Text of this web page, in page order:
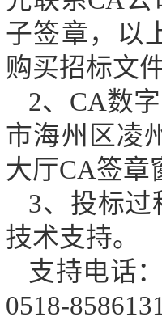
子签章，以
购买招标文
2、CA数
市海州区凌
大厅CA签章
3、投标过
技术支持。
支持电话
0518-